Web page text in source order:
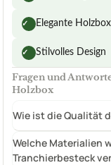
✓ Elegante
✓ Stilvolles Design
Fragen und
Holzbox
Wie ist die Qualität
Welche Materialien
Tranchierbesteck